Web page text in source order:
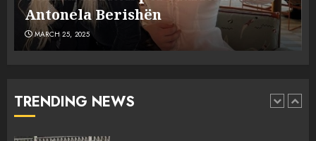
plagosën!
MARCH 25, 2025
TRENDING NEWS
MARCH 25, 2025
1
Punonjësja e UKT akuzon
pasuri të pajustifikuar